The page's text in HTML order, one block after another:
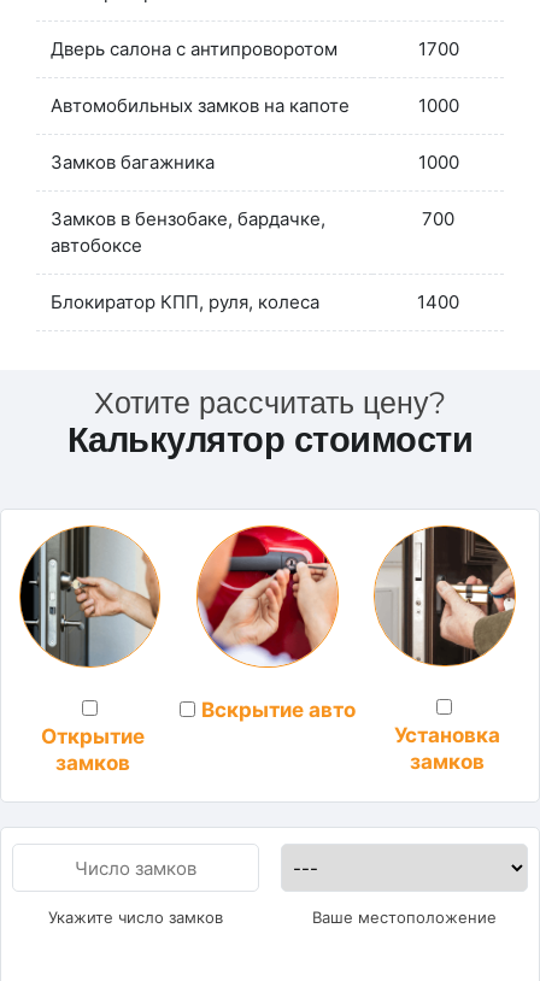
Дверь салона с антипроворотом 1700
Автомобильных замков на капоте 1000
Замков багажника 1000
Замков в бензобаке, бардачке,
автобоксе
700
Блокиратор КПП, руля, колеса 1400
Хотите рассчитать цену?
Калькулятор стоимости
Открытие
замков
Вскрытие авто
Установка
замков
Укажите число замков Ваше местоположение